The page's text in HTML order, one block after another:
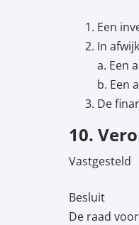
Een
In
a. Een
b. Een
De
10.
Vastgesteld
Besluit
De raad